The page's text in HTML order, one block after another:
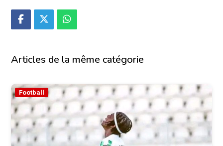
Articles de la même catégorie
Football